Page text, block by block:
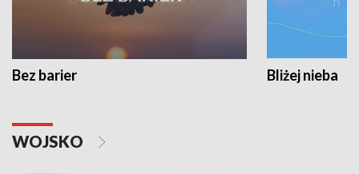
Bez barier Bliżej nieba
WOJSKO